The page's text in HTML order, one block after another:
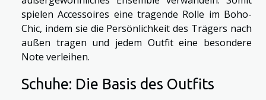
spielen Accessoires eine tragende Rolle im Boho-
Chic, indem sie die Persönlichkeit des Trägers nach
außen tragen und jedem Outfit eine besondere
Note verleihen.
Schuhe: Die Basis des Outfits